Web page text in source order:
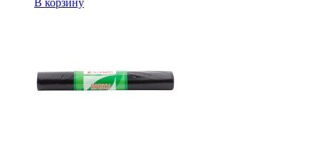
В корзину